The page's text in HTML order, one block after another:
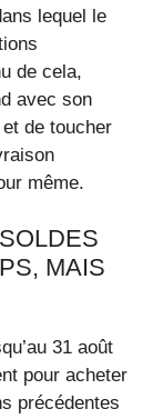
lequel le
de cela,
avec son
de toucher
même.
MAIS
31 août
pour acheter
précédentes